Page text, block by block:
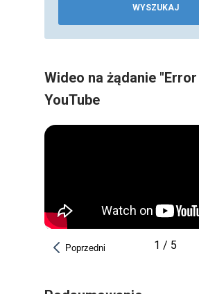
WYSZUKAJ
Wideo na żądanie
YouTube
Poprzedni 1 / 5